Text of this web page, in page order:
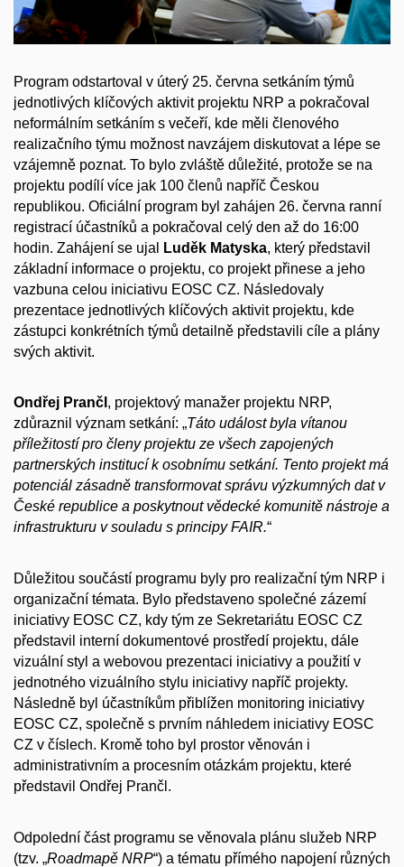
Program odstartoval v úterý 25. června setkáním týmů
jednotlivých klíčových aktivit projektu NRP a pokračoval
neformálním setkáním s večeří, kde měli členového
realizačního týmu možnost navzájem diskutovat a lépe se
vzájemně poznat. To bylo zvláště důležité, protože se na
projektu podílí více jak 100 členů napříč Českou
republikou. Oficiální program byl zahájen 26. června ranní
registrací účastníků a pokračoval celý den až do 16:00
hodin. Zahájení se ujal
Luděk Matyska, který představil
základní informace o projektu, co projekt přinese a jeho
vazbuna celou iniciativu EOSC CZ. Následovaly
prezentace jednotlivých klíčových aktivit projektu, kde
zástupci konkrétních týmů detailně představili cíle a plány
svých aktivit.
Ondřej Prančl , projektový manažer projektu NRP,
zdůraznil význam setkání: „Táto událost byla vítanou
příležitostí pro členy projektu ze všech zapojených
partnerských institucí k osobnímu setkání. Tento projekt má
potenciál zásadně transformovat správu výzkumných dat v
České republice a poskytnout vědecké komunitě nástroje a
infrastrukturu v souladu s principy FAIR.“
Důležitou součástí programu byly pro realizační tým NRP i
organizační témata. Bylo představeno společné zázemí
iniciativy EOSC CZ, kdy tým ze Sekretariátu EOSC CZ
představil interní dokumentové prostředí projektu, dále
vizuální styl a webovou prezentaci iniciativy a použití v
jednotného vizuálního stylu iniciativy napříč projekty.
Následně byl účastníkům přiblížen monitoring iniciativy
EOSC CZ, společně s prvním náhledem iniciativy EOSC
CZ v číslech. Kromě toho byl prostor věnován i
administrativním a procesním otázkám projektu, které
představil Ondřej Prančl.
Odpolední část programu se věnovala plánu služeb NRP
(tzv. „Roadmapě NRP“) a tématu přímého napojení různých